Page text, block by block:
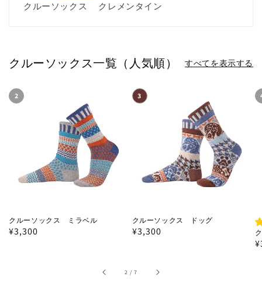
クルーソックス クレメンタイン
クルーソックス一覧（人気順） すべてを表示する
クルーソックス ミラベル
通
¥3,300
クルーソックス ドッグ
通
格
¥3,300
2 //7